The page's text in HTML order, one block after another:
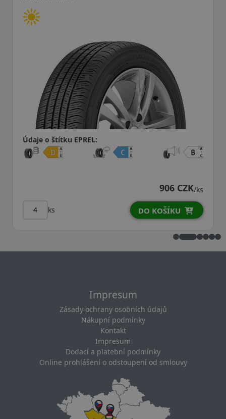
štítku EPREL:
DO KOŠÍKU
Impresum
Zásady ochrany osobních údajů
Nákupní podmínky
Kontakt
Impresum
Dodací a platební podmínky
Online prohlášení o odstoupení od smlouvy